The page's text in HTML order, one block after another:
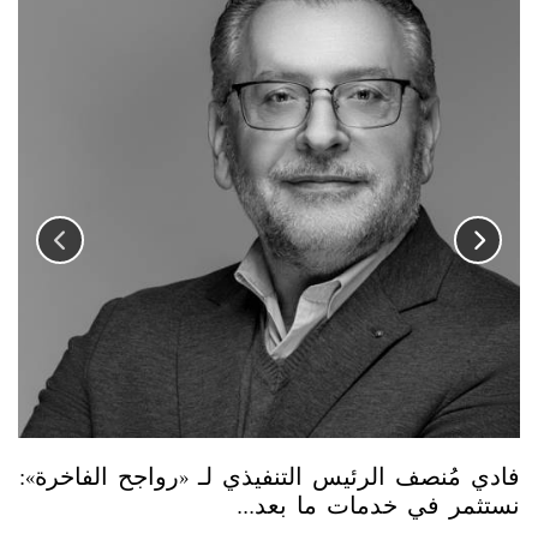
فادي مُنصف الرئيس التنفيذي لـ «رواجح الفاخرة»:
نستثمر في خدمات ما بعد...